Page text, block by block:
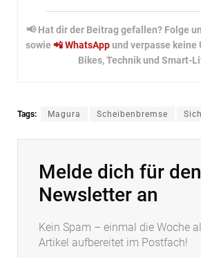
📢 Hat dir der Beitrag gefallen? Folge
sowie 📲 WhatsAppund verpasse keine
Bikes, Technik und Smart-
Tags: Magura Scheibenbremse
Melde dich für den
Newsletter an
Kein Spam – einmal die Woche
Artikel aufbereitet im Postfach!